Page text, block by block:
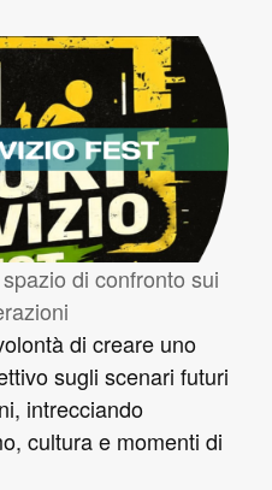
di confronto sui
di creare uno
sugli scenari futuri
intrecciando
cultura e momenti di